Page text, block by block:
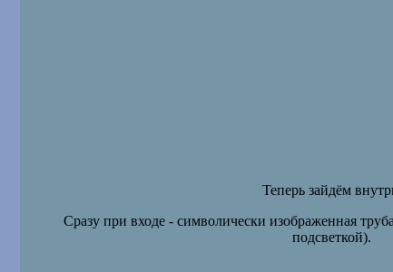
Теперь зайдём
Сразу при входе - символически изображенная
подсветкой).